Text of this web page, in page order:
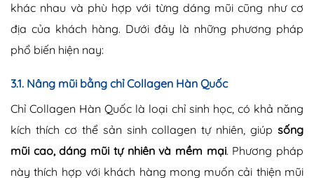
khác nhau và phù hợp với từng dáng mũi cũng như cơ
địa của khách hàng. Dưới đây là những phương pháp
phổ biến hiện nay:
3.1. Nâng mũi bằng chỉ Collagen Hàn Quốc
Chỉ Collagen Hàn Quốc là loại chỉ sinh học, có khả năng
kích thích cơ thể sản sinh collagen tự nhiên, giúp sống
mũi cao, dáng mũi tự nhiên và mềm mại. Phương pháp
này thích hợp với khách hàng mong muốn cải thiện mũi